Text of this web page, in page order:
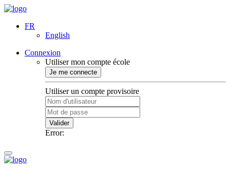
FR
English
Connexion
Utiliser mon compte école
Je me connecte
Utiliser un compte provisoire
Valider
Error: